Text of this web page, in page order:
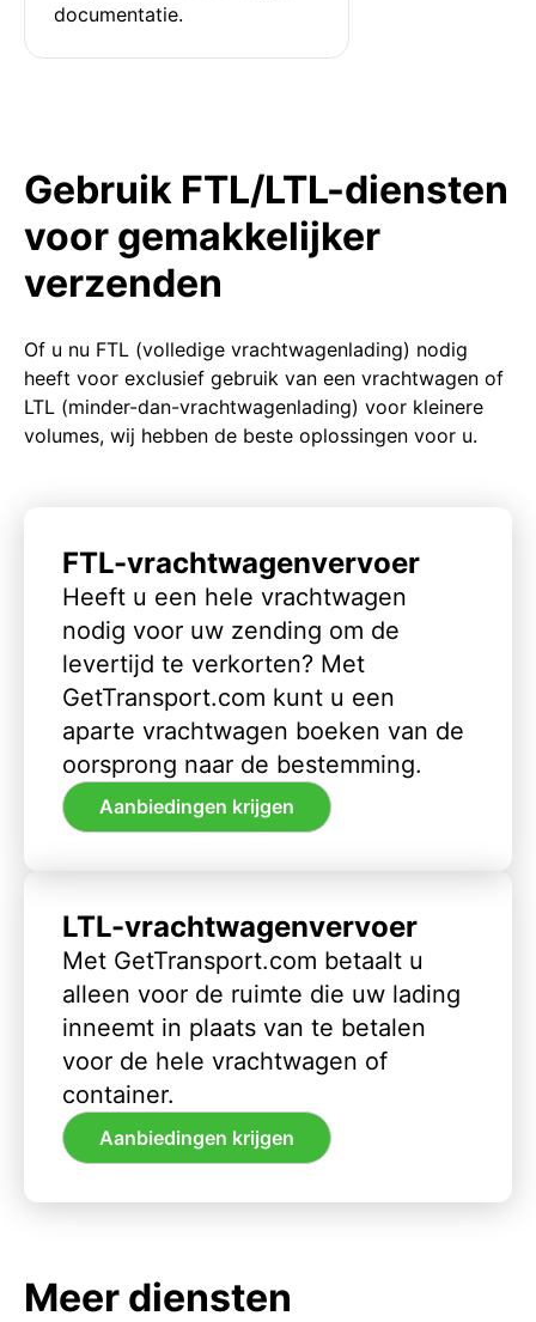
documentatie.
Gebruik FTL/LTL-diensten
voor gemakkelijker
verzenden
Of u nu FTL (volledige vrachtwagenlading) nodig
heeft voor exclusief gebruik van een vrachtwagen of
LTL (minder-dan-vrachtwagenlading) voor kleinere
volumes, wij hebben de beste oplossingen voor u.
FTL-vrachtwagenvervoer
Heeft u een hele vrachtwagen
nodig voor uw zending om de
levertijd te verkorten? Met
GetTransport.com kunt u een
aparte vrachtwagen boeken van de
oorsprong naar de bestemming.
Aanbiedingen krijgen
LTL-vrachtwagenvervoer
Met GetTransport.com betaalt u
alleen voor de ruimte die uw lading
inneemt in plaats van te betalen
voor de hele vrachtwagen of
container.
Aanbiedingen krijgen
Meer diensten